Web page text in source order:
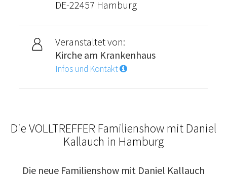
DE-22457 Hamburg
Veranstaltet von:
Kirche am Krankenhaus
Infos und Kontakt
Die VOLLTREFFER Familienshow mit Daniel
Kallauch in Hamburg
Die neue Familienshow mit Daniel Kallauch